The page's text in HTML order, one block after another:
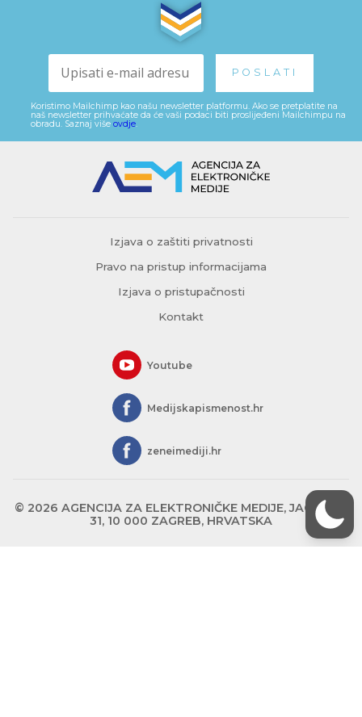
Koristimo Mailchimp kao našu newsletter platformu. Ako se pretplatite na
naš newsletter prihvaćate da će vaši podaci biti proslijeđeni Mailchimpu na
obradu. Saznaj više ovdje
Izjava o zaštiti privatnosti
Pravo na pristup informacijama
Izjava o pristupačnosti
Kontakt
Youtube
Medijskapismenost.hr
zeneimediji.hr
© 2026 AGENCIJA ZA ELEKTRONIČKE MEDIJE, JAGIĆEVA
31, 10 000 ZAGREB, HRVATSKA